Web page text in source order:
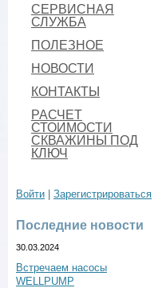
СЕРВИСНАЯ
СЛУЖБА
ПОЛЕЗНОЕ
НОВОСТИ
КОНТАКТЫ
РАСЧЕТ
СТОИМОСТИ
СКВАЖИНЫ ПОД
КЛЮЧ
Войти Зарегистрироваться
Последние новости
30.03.2024
Встречаем насосы
WELLPUMP